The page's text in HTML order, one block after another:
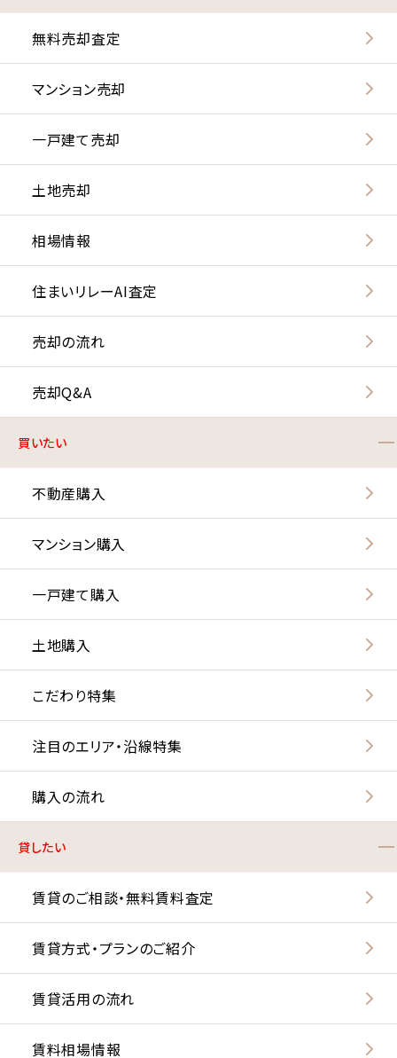
無料売却査定
マンション売却
一戸建て売却
土地売却
相場情報
住まいリレーAI査定
売却の流れ
売却Q&A
買いたい
不動産購入
マンション購入
一戸建て購入
土地購入
こだわり特集
注目のエリア・沿線特集
購入の流れ
貸したい
賃貸のご相談・無料賃料査定
賃貸方式・プランのご紹介
賃貸活用の流れ
賃料相場情報